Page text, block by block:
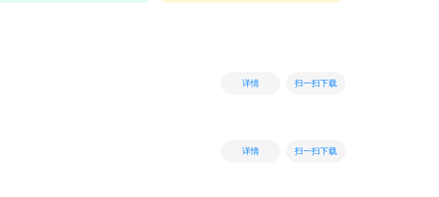
详情 扫一扫下载
详情 扫一扫下载